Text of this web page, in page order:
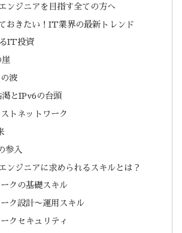
ンジニアを目指す全ての方へ
おきたい！IT業界の最新トレンド
IT投資
波
とIPv6の台頭
トネットワーク
入
ンジニアに求められるスキルとは？
クの基礎スキル
ク設計〜運用スキル
クセキュリティ